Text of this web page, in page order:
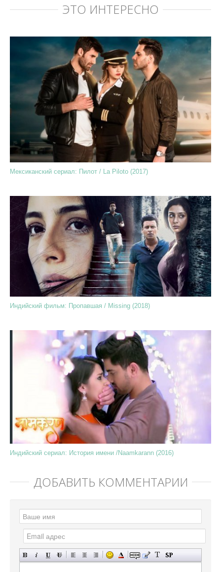
ЭТО ИНТЕРЕСНО
Мексиканский сериал: Пилот / La Piloto (2017)
Индийский фильм: Пропавшая / Missing (2018)
Индийский сериал: История имени /Naamkarann (2016)
ДОБАВИТЬ КОММЕНТАРИЙ